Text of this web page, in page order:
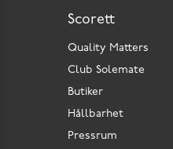
Scorett
Quality Matters
Club Solemate
Butiker
Hållbarhet
Pressrum